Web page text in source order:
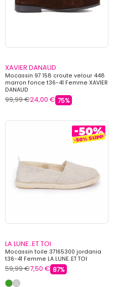
XAVIER DANAUD
Mocassin 97 158 croute velour 448
marron fonce t36-41 Femme XAVIER
DANAUD
99,99 €24,00 € 75%
LA LUNE..ET TOI
Mocassin toile 37165300 jordania
t36-41 Femme LA LUNE..ET TOI
59,99 €7,50 € 87%